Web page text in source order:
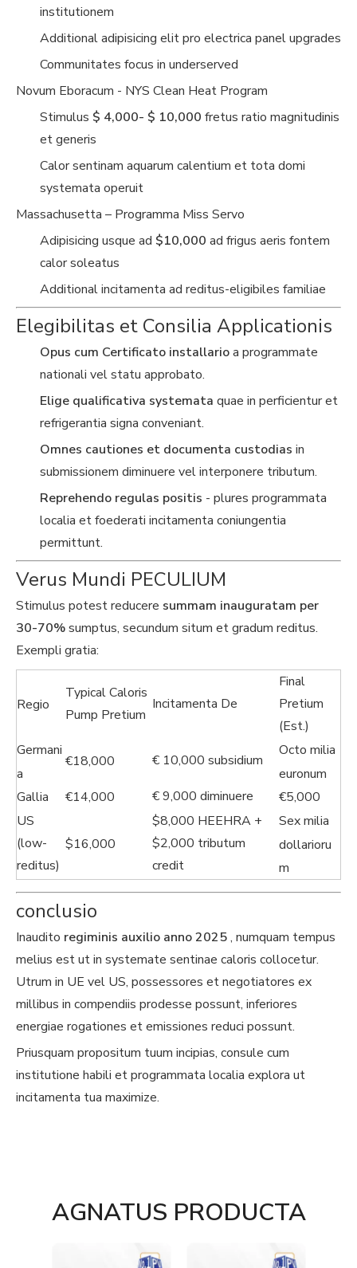
institutionem
Additional adipisicing elit pro electrica panel upgrades
Communitates focus in underserved
Novum Eboracum - NYS Clean Heat Program
Stimulus $ 4,000- $ 10,000 fretus ratio magnitudinis
et generis
Calor sentinam aquarum calentium et tota domi
systemata operuit
Massachusetta – Programma Miss Servo
Adipisicing usque ad $10,000 ad frigus aeris fontem
calor soleatus
Additional incitamenta ad reditus-eligibiles familiae
Elegibilitas et Consilia Applicationis
Opus cum Certificato installarioa programmate
nationali vel statu approbato.
Elige qualificativa systemata quae in perficientur et
refrigerantia signa conveniant.
Omnes cautiones et documenta custodias in
submissionem diminuere vel interponere tributum.
Reprehendo regulas positis - plures programmata
localia et foederati incitamenta coniungentia
permittunt.
Verus Mundi PECULIUM
Stimulus potest reducere summam inauguratam per
30-70%sumptus, secundum situm et gradum reditus.
Exempli gratia:
Regio
Typical Caloris
Pump Pretium
Incitamenta De
Final
Pretium
(Est.)
Germani
a
€18,000 € 10,000 subsidium
Octo milia
euronum
Gallia
€14,000 € 9,000 diminuere
€5,000
US
(low-
reditus)
$16,000
$8,000 HEEHRA +
$2,000 tributum
credit
Sex milia
dollarioru
m
conclusio
Inaudito regiminis auxilio anno 2025, numquam tempus
melius est ut in systemate sentinae caloris collocetur.
Utrum in UE vel US, possessores et negotiatores ex
millibus in compendiis prodesse possunt, inferiores
energiae rogationes et emissiones reduci possunt.
Priusquam propositum tuum incipias, consule cum
institutione habili et programmata localia explora ut
incitamenta tua maximize.
AGNATUS PRODUCTA